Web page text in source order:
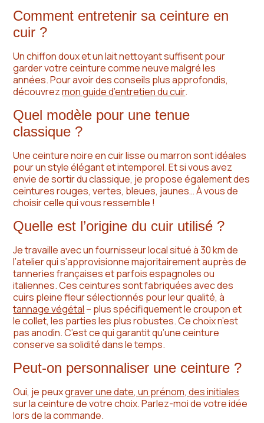
Comment entretenir sa ceinture en
cuir ?
Un chiffon doux et un lait nettoyant suffisent pour
garder votre ceinture comme neuve malgré les
années. Pour avoir des conseils plus approfondis,
découvrezmon guide d’entretien du cuir.
Quel modèle pour une tenue
classique ?
Une ceinture noire en cuir lisse ou marron sont idéales
pour un style élégant et intemporel. Et si vous avez
envie de sortir du classique, je propose également des
ceintures rouges, vertes, bleues, jaunes… À vous de
choisir celle qui vous ressemble !
Quelle est l’origine du cuir utilisé ?
Je travaille avec un fournisseur local situé à 30 km de
l’atelier qui s’approvisionne majoritairement auprès de
tanneries françaises et parfois espagnoles ou
italiennes. Ces ceintures sont fabriquées avec des
cuirs pleine fleur sélectionnés pour leur qualité, à
tannage végétal – plus spécifiquement le croupon et
le collet, les parties les plus robustes. Ce choix n’est
pas anodin. C’est ce qui garantit qu’une ceinture
conserve sa solidité dans le temps.
Peut-on personnaliser une ceinture ?
Oui, je peuxgraver une date, un prénom, des initiales
sur la ceinture de votre choix. Parlez-moi de votre idée
lors de la commande.